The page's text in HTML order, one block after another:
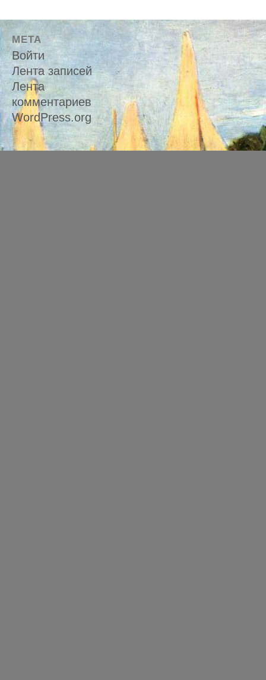
МЕТА
Войти
Лента записей
Лента
комментариев
WordPress.org